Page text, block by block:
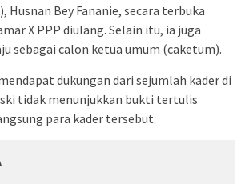
Husnan Bey Fananie, secara terbuka
X PPP diulang. Selain itu, ia juga
sebagai calon ketua umum (caketum).
dukungan dari sejumlah kader di
tidak menunjukkan bukti tertulis
para kader tersebut.